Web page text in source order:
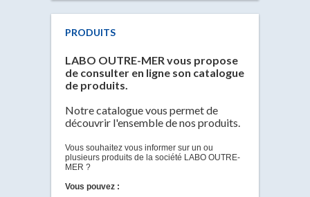
PRODUITS
LABO OUTRE-MER vous propose
de consulter en ligne son catalogue
de produits.
Notre catalogue vous permet de
découvrir l'ensemble de nos produits.
Vous souhaitez vous informer sur un ou
plusieurs produits de la société LABO OUTRE-
MER ?
Vous pouvez :